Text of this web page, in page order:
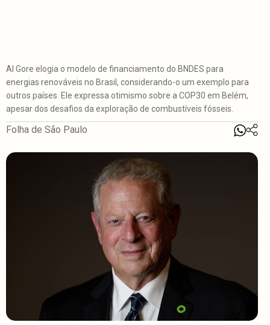
Al Gore elogia o modelo de financiamento do BNDES para
energias renováveis no Brasil, considerando-o um exemplo para
outros países. Ele expressa otimismo sobre a COP30 em Belém,
apesar dos desafios da exploração de combustíveis fósseis.
Folha de São Paulo